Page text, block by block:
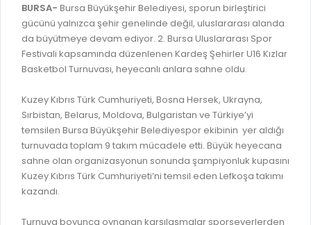
MECLİS GÜNDEMİ VE KARAR ÖZETLERİ
YAYIN / PLAN / RAPOR
STRATEJİK PLANLAR
PERFORMANS PROGRAMI
BÜTÇE
FAALİYET RAPORLARI
KESİN HESAPLAR
GELİR TARİFESİ
İMAR PLANI DEĞİŞİKLİKLERİ
BURSA AKADEMİ
ÜCRETSİZ WİFİ NOKTALARI
İTFAİYE RAPORU
İTFAİYE OLAY KAYDI BAŞVURUSU
BADEM KAYIT
İHALE İLANLARI
DOĞRUDAN TEMİN İLANLARI
BURSA- Bursa Büyükşehir Belediyesi, sporun birleştirici
gücünü yalnızca şehir genelinde değil, uluslararası alanda
da büyütmeye devam ediyor. 2. Bursa Uluslararası Spor
Festivali kapsamında düzenlenen Kardeş Şehirler U16 Kızlar
Basketbol Turnuvası, heyecanlı anlara sahne oldu.
Kuzey Kıbrıs Türk Cumhuriyeti, Bosna Hersek, Ukrayna,
Sırbistan, Belarus, Moldova, Bulgaristan ve Türkiye’yi
temsilen Bursa Büyükşehir Belediyespor ekibinin yer aldığı
turnuvada toplam 9 takım mücadele etti. Büyük heyecana
sahne olan organizasyonun sonunda şampiyonluk kupasını
Kuzey Kıbrıs Türk Cumhuriyeti’ni temsil eden Lefkoşa takımı
kazandı.
Turnuva boyunca oynanan karşılaşmalar sporseverlerden